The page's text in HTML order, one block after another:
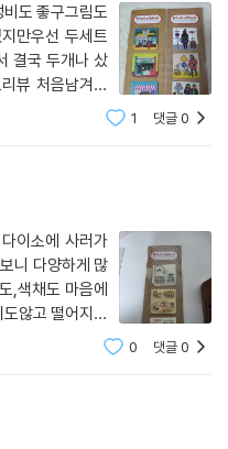
도 좋구그림도
만우선 두세트
결국 두개나 샀
뷰 처음남겨보
같이 주문했는
1 댓글0
이소에 사러가
니 다양하게 많
,색채도 마음에
않고 떨어지지
0 댓글0